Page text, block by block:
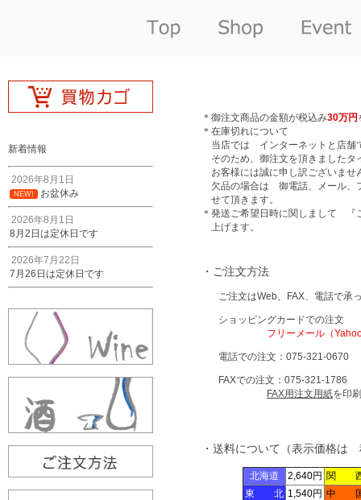
新着情報
2026年8月1日
NEW! お盆休み
2026年8月1日
8月2日は定休日です
2026年7月22日
7月26日は定休日です
＊ 御注文商品の金額が税込み30万円
＊ 在庫切れについて
当店では インターネットと店
そのため、御注文を頂きました
お客様には誠に申し訳ございま
欠品の場合は 御電話、メール、
せて頂きます。
＊ 発送ご希望日時に関しまして
上げます。
・ご注文方法
ご注文はWeb、FAX、電話で承
ショッピングカードでの注文
フリーメール（
電話での注文：075-321-0670
FAXでの注文：075-321-1786
FAX用注文用紙を印
・送料について（表示価格は
北海道 2,640円 関
東 北 1,540円 中